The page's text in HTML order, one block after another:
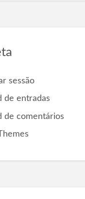
sessão
de entradas
de comentários